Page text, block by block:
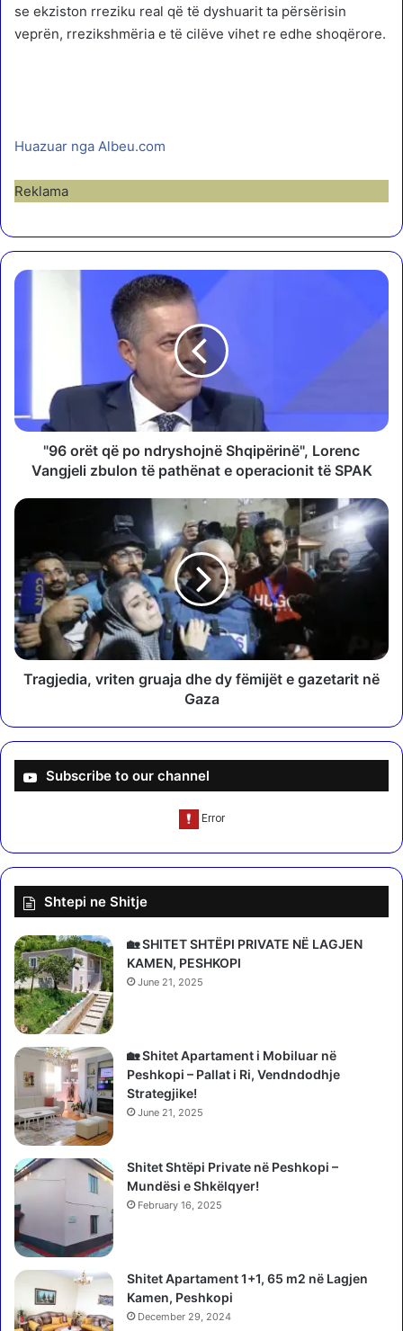
se ekziston rreziku real që të dyshuarit ta përsërisin
veprën, rrezikshmëria e të cilëve vihet re edhe shoqërore.
Huazuar nga Albeu.com
Reklama
"
q
ë
d
h
o
j
n
ë
i
r
"
,
o
r
e
n
c
V
a
n
e
l
z
b
u
l
o
t
p
"96 orët që po ndryshojnë Shqipërinë", Lorenc
Vangjeli zbulon të pathënat e operacionit të SPAK
T
g
j
e
d
i
a
n
a
j
h
e
d
y
f
ë
m
j
ë
t
g
a
z
e
t
r
t
Tragjedia, vriten gruaja dhe dy fëmijët e gazetarit në
Gaza
Subscribe to our channel
Shtepi ne Shitje
🏡 SHITET SHTËPI PRIVATE NË LAGJEN
KAMEN, PESHKOPI
June 21, 2025
🏡 Shitet Apartament i Mobiluar në
Peshkopi – Pallat i Ri, Vendndodhje
Strategjike!
June 21, 2025
Shitet Shtëpi Private në Peshkopi –
Mundësi e Shkëlqyer!
February 16, 2025
Shitet Apartament 1+1, 65 m2 në Lagjen
Kamen, Peshkopi
December 29, 2024